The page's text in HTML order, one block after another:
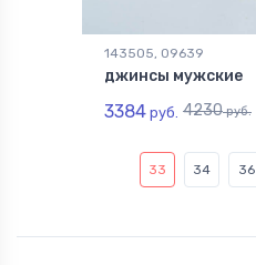
143505, 09639
джинсы мужские
3384 руб. 4230руб.
33 34 36